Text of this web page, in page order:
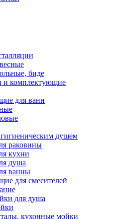
биде
и комплектующие
для ванн
душем
раковины
кухни
душа
ванны
для смесителей
для душа
кухонные мойки